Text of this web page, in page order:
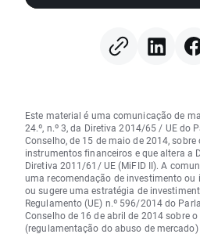
Este material é uma comunicação de
24.º, n.º 3, da Diretiva 2014/65 / UE do
Conselho, de 15 de maio de 2014, sobre
instrumentos financeiros e que altera a
Diretiva 2011/61/ UE (MiFID II). A
uma recomendação de investimento
ou sugere uma estratégia de
Regulamento (UE) n.º 596/2014 do
Conselho de 16 de abril de 2014 sobre
(regulamentação do abuso de